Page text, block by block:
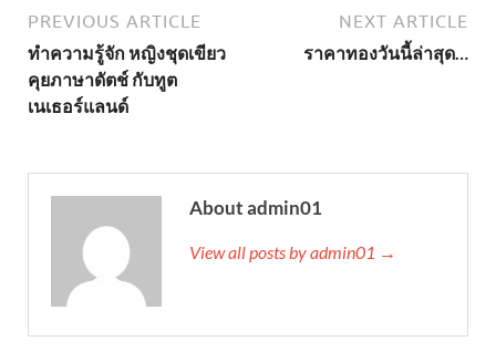
PREVIOUS ARTICLE
ทำความรู้จัก หญิงชุดเขียว
คุยภาษาดัตช์ กับทูต
เนเธอร์แลนด์
NEXT ARTICLE
ราคาทองวันนี้ล่าสุด…
About admin01
View all posts by admin01 →